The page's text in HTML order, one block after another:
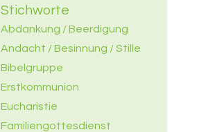
Stichworte
Abdankung / Beerdigung
Andacht / Besinnung / Stille
Bibelgruppe
Erstkommunion
Eucharistie
Familiengottesdienst